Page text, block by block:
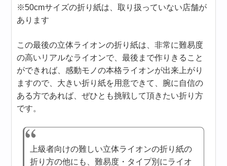
※50cmサイズの折り紙は、取り扱っていない店舗が
あります
この最後の立体ライオンの折り紙は、非常に難易度
の高いリアルなライオンで、最後まで作りきること
ができれば、感動モノの本格ライオンが出来上がり
ますので、大きい折り紙を用意できて、腕に自信の
ある方であれば、ぜひとも挑戦して頂きたい折り方
です。
上級者向けの難しい立体ライオンの折り紙の
折り方の他にも、難易度・タイプ別にライオ